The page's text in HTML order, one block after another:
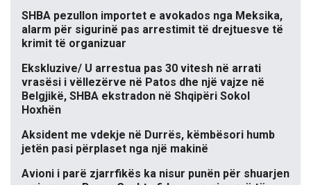
SHBA pezullon importet e avokados nga Meksika,
alarm për sigurinë pas arrestimit të drejtuesve të
krimit të organizuar
Ekskluzive/ U arrestua pas 30 vitesh në arrati
vrasësi i vëllezërve në Patos dhe një vajze në
Belgjikë, SHBA ekstradon në Shqipëri Sokol
Hoxhën
Aksident me vdekje në Durrës, këmbësori humb
jetën pasi përplaset nga një makinë
Avioni i parë zjarrfikës ka nisur punën për shuarjen